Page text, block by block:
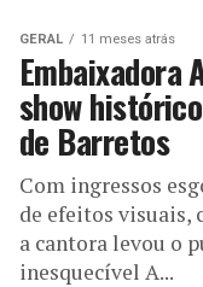
GERAL 11 meses atrás
Embaixadora
show
de Barretos
Com ingressos
de efeitos visuais,
a cantora levou o
inesquecível A...